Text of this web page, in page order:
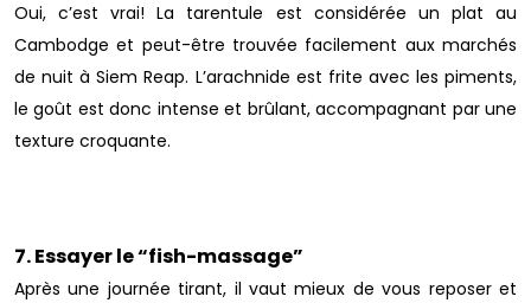
Oui, c’est vrai! La tarentule est considérée un plat au
Cambodge et peut-être trouvée facilement aux marchés
de nuit à Siem Reap. L’arachnide est frite avec les piments,
le goût est donc intense et brûlant, accompagnant par une
texture croquante.
7. Essayer le “fish-massage”
Après une journée tirant, il vaut mieux de vous reposer et